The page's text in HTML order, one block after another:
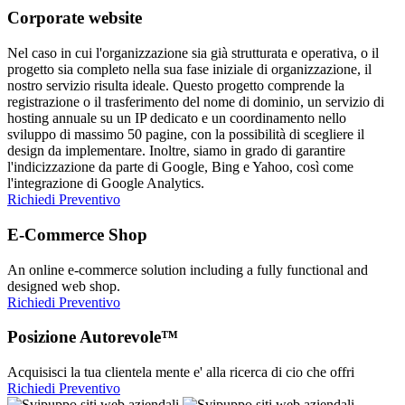
Corporate website
Nel caso in cui l'organizzazione sia già strutturata e operativa, o il
progetto sia completo nella sua fase iniziale di organizzazione, il
nostro servizio risulta ideale. Questo progetto comprende la
registrazione o il trasferimento del nome di dominio, un servizio di
hosting annuale su un IP dedicato e un coordinamento nello
sviluppo di massimo 50 pagine, con la possibilità di scegliere il
design da implementare. Inoltre, siamo in grado di garantire
l'indicizzazione da parte di Google, Bing e Yahoo, così come
l'integrazione di Google Analytics.
Richiedi Preventivo
E-Commerce Shop
An online e-commerce solution including a fully functional and
designed web shop.
Richiedi Preventivo
Posizione Autorevole™
Acquisisci la tua clientela mente e' alla ricerca di cio che offri
Richiedi Preventivo